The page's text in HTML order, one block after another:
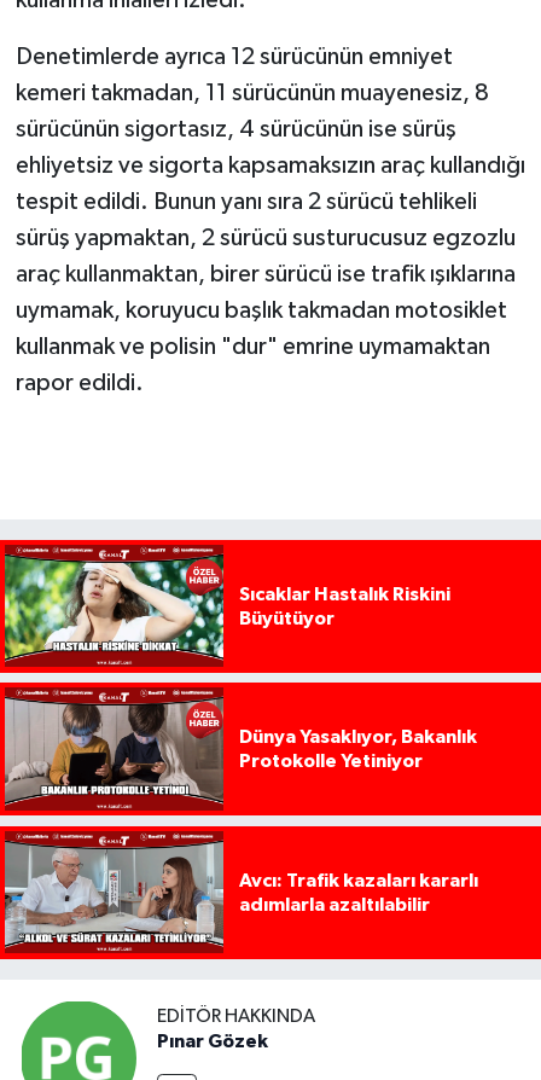
Denetimlerde ayrıca 12 sürücünün emniyet
kemeri takmadan, 11 sürücünün muayenesiz, 8
sürücünün sigortasız, 4 sürücünün ise sürüş
ehliyetsiz ve sigorta kapsamaksızın araç kullandığı
tespit edildi. Bunun yanı sıra 2 sürücü tehlikeli
sürüş yapmaktan, 2 sürücü susturucusuz egzozlu
araç kullanmaktan, birer sürücü ise trafik ışıklarına
uymamak, koruyucu başlık takmadan motosiklet
kullanmak ve polisin "dur" emrine uymamaktan
rapor edildi.
Sıcaklar Hastalık Riskini
Büyütüyor
Dünya Yasaklıyor, Bakanlık
Protokolle Yetiniyor
Avcı: Trafik kazaları kararlı
adımlarla azaltılabilir
EDITÖR HAKKINDA
Pınar Gözek